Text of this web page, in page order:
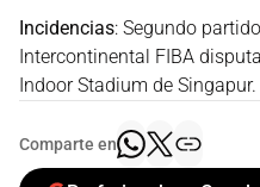
Incidencias: Segundo
Intercontinental FIBA
Indoor Stadium de Singapur.
Comparte en